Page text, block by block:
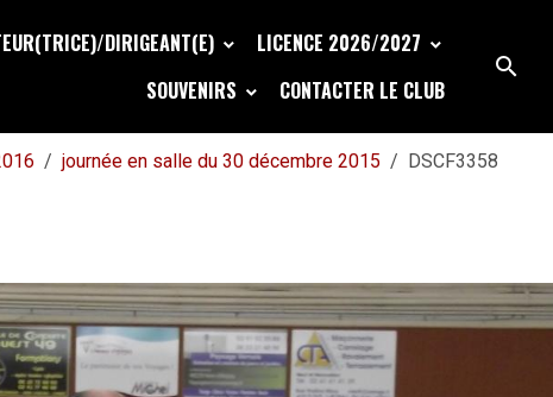
DIRIGEANT(E)
LICENCE 2026/2027
SOUVENIRS
CONTACTER LE CLUB
journée en salle du 30 décembre 2015 DSCF3358